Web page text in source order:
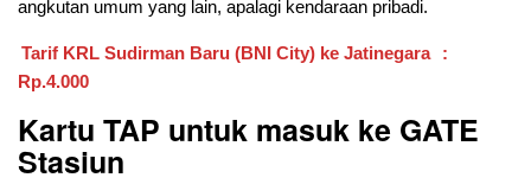
angkutan umum yang lain, apalagi kendaraan pribadi.
Tarif KRL Sudirman Baru (BNI City) ke Jatinegara
:
Rp.4.000
Kartu TAP untuk masuk ke GATE
Stasiun